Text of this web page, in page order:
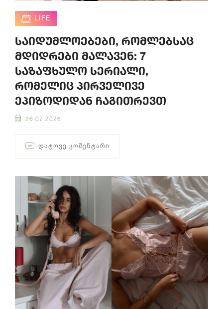
LIFE
საიდუმლოებები, რომლებსაც
მდიდრები მალავენ: 7
საზაფხულო სერიალი,
რომელიც პირველივე
ეპიზოდიდან ჩაგითრევთ
26.07.2026
ᲓᲐᲢᲝᲕᲔ ᲙᲝᲛᲔᲜᲢᲐᲠᲘ